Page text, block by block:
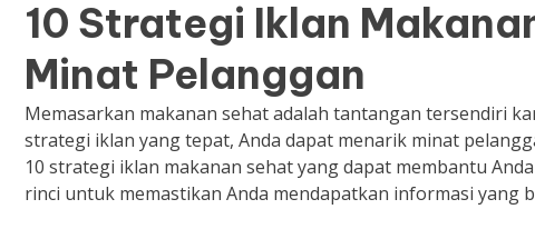
10 Strategi Iklan
Minat Pelanggan
Memasarkan makanan sehat adalah tantangan tersendiri
strategi iklan yang tepat, Anda dapat menarik minat
10 strategi iklan makanan sehat yang dapat membantu
rinci untuk memastikan Anda mendapatkan informasi yang